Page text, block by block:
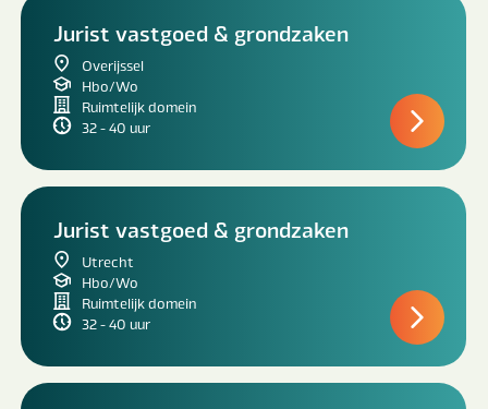
Jurist vastgoed & grondzaken
Overijssel
Hbo/Wo
Ruimtelijk domein
32 - 40 uur
Jurist vastgoed & grondzaken
Utrecht
Hbo/Wo
Ruimtelijk domein
32 - 40 uur